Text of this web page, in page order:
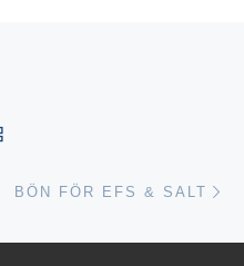
BÖN FÖR EFS & SALT